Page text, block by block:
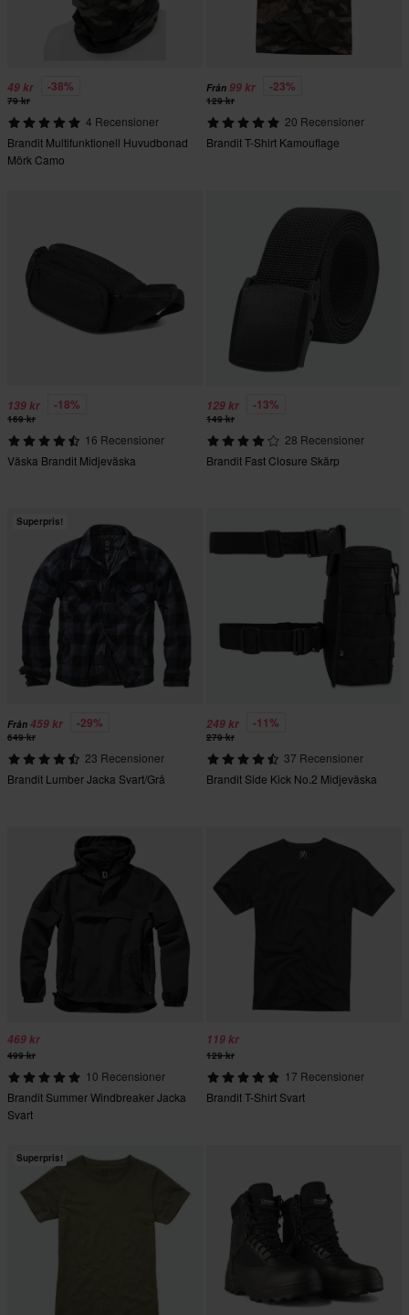
49 kr -38%
79 kr
4 Recensioner
Brandit Multifunktionell Huvudbonad
Mörk Camo
Från 99 kr -23%
129 kr
20 Recensioner
Brandit T-Shirt Kamouflage
139 kr -18%
169 kr
16 Recensioner
Väska Brandit Midjeväska
129 kr -13%
149 kr
28 Recensioner
Brandit Fast Closure Skärp
Superpris!
Från 459 kr -29%
649 kr
23 Recensioner
Brandit Lumber Jacka Svart/Grå
249 kr -11%
279 kr
37 Recensioner
Brandit Side Kick No.2 Midjeväska
469 kr
499 kr
10 Recensioner
Brandit Summer Windbreaker Jacka
Svart
119 kr
129 kr
17 Recensioner
Brandit T-Shirt Svart
Superpris!